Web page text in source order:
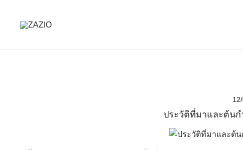
content
ประวัติที่มาและต้นก